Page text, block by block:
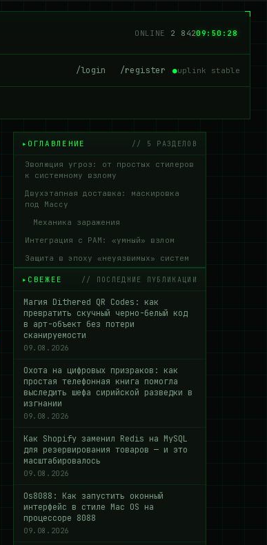
ONLINE 2 84409:50:29
/login /register ●uplink stable
ОГЛАВЛЕНИЕ // 5 РАЗДЕЛОВ
Эволюция угроз: от простых стилеров
к системному взлому
Двухэтапная доставка: маскировка
под Maccy
Механика заражения
Интеграция с PAM: «умный» взлом
Защита в эпоху «неуязвимых» систем
СВЕЖЕЕ // ПОСЛЕДНИЕ ПУБЛИКАЦИИ
Магия Dithered QR Codes: как
превратить скучный черно-белый код
в арт-объект без потери
сканируемости
09.08.2026
Охота на цифровых призраков: как
простая телефонная книга помогла
выследить шефа сирийской разведки в
изгнании
09.08.2026
Как Shopify заменил Redis на MySQL
для резервирования товаров — и это
масштабировалось
09.08.2026
Os8088: Как запустить оконный
интерфейс в стиле Mac OS на
процессоре 8088
09.08.2026